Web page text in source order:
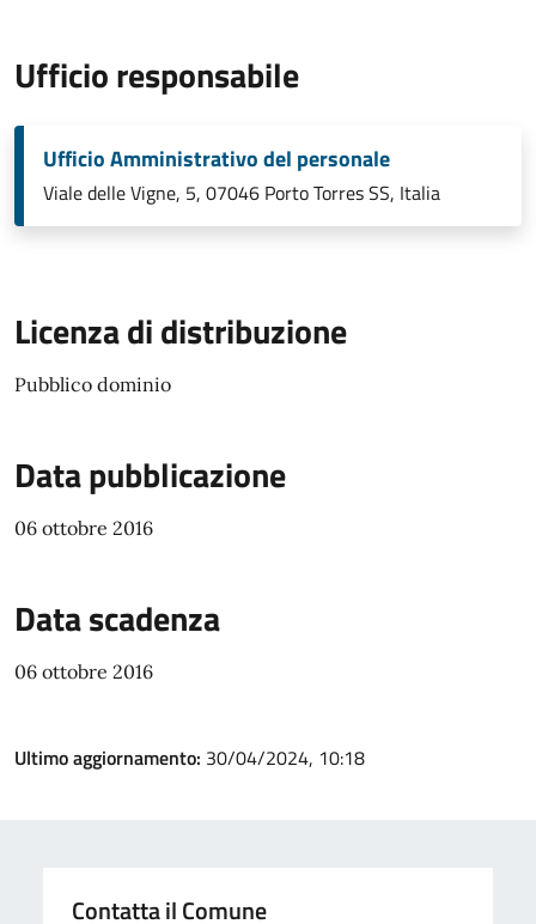
Ufficio responsabile
Ufficio Amministrativo del personale
Viale delle Vigne, 5, 07046 Porto Torres SS, Italia
Licenza di distribuzione
Pubblico dominio
Data pubblicazione
06 ottobre 2016
Data scadenza
06 ottobre 2016
Ultimo aggiornamento: 30/04/2024, 10:18
Contatta il Comune